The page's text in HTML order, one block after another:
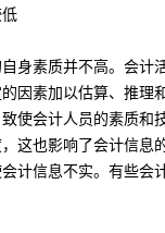
身素质并不高。会
因素加以估算、推
使会计人员的素质
这也影响了会计信
计信息不实。有些